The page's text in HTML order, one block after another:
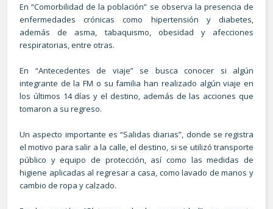
En “Comorbilidad de la población” se observa la presencia de
enfermedades crónicas como hipertensión y diabetes,
además de asma, tabaquismo, obesidad y afecciones
respiratorias, entre otras.
En “Antecedentes de viaje” se busca conocer si algún
integrante de la FM o su familia han realizado algún viaje en
los últimos 14 días y el destino, además de las acciones que
tomaron a su regreso.
Un aspecto importante es “Salidas diarias”, donde se registra
el motivo para salir a la calle, el destino, si se utilizó transporte
público y equipo de protección, así como las medidas de
higiene aplicadas al regresar a casa, como lavado de manos y
cambio de ropa y calzado.